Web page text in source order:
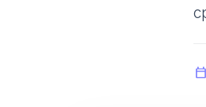
calendar_today